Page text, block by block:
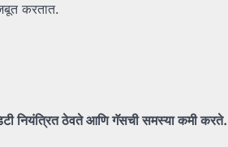
करतात.
नियंत्रितठेवतेआणिगॅसचीसमस्याकमीकरते.